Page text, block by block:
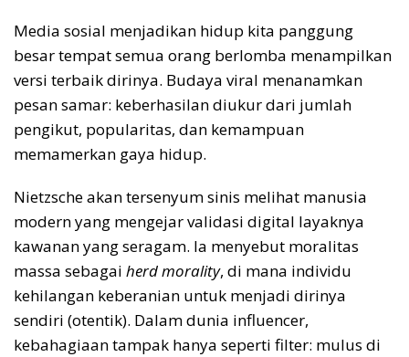
Media sosial menjadikan hidup kita panggung
besar tempat semua orang berlomba menampilkan
versi terbaik dirinya. Budaya viral menanamkan
pesan samar: keberhasilan diukur dari jumlah
pengikut, popularitas, dan kemampuan
memamerkan gaya hidup.
Nietzsche akan tersenyum sinis melihat manusia
modern yang mengejar validasi digital layaknya
kawanan yang seragam. Ia menyebut moralitas
massa sebagai herd morality, di mana individu
kehilangan keberanian untuk menjadi dirinya
sendiri (otentik). Dalam dunia influencer,
kebahagiaan tampak hanya seperti filter: mulus di